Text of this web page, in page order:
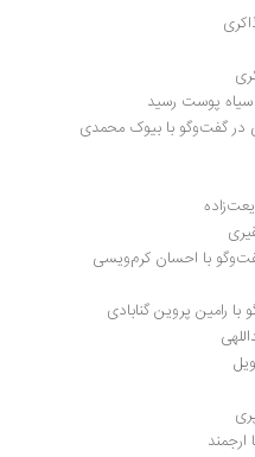
رسید
با بیوک محمدی
احسان کرم‌ویسی
پروین گنابادی